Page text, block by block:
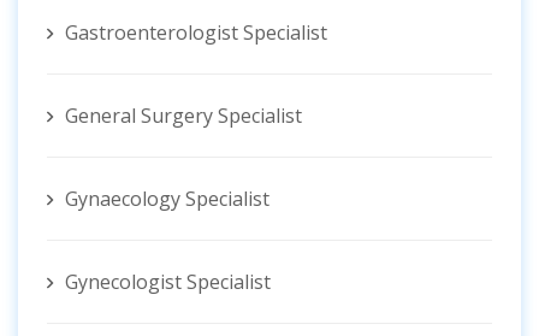
Gastroenterologist Specialist
General Surgery Specialist
Gynaecology Specialist
Gynecologist ‍Specialist